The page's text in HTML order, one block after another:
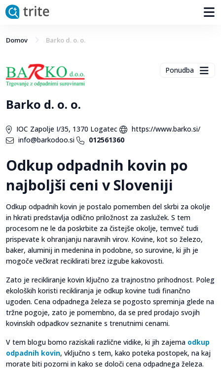
Domov Barko d. o. o.
Ponudba
Barko d. o. o.
IOC Zapolje I/35, 1370 Logatec
https://www.barko.si/
info@barkodoo.si
012561360
Odkup odpadnih kovin po
najboljši ceni v Sloveniji
Odkup odpadnih kovin je postalo pomemben del skrbi za okolje
in hkrati predstavlja odlično priložnost za zaslužek. S tem
procesom ne le da poskrbite za čistejše okolje, temveč tudi
prispevate k ohranjanju naravnih virov. Kovine, kot so železo,
baker, aluminij in medenina in podobne, so surovine, ki jih je
mogoče večkrat reciklirati brez izgube kakovosti.
Zato je recikliranje kovin ključno za trajnostno prihodnost. Poleg
ekoloških koristi recikliranja je odkup kovine tudi finančno
ugoden. Cena odpadnega železa se pogosto spreminja glede na
tržne pogoje, zato je pomembno, da se pred prodajo svojih
kovinskih odpadkov seznanite s trenutnimi cenami.
V tem blogu bomo raziskali različne vidike, ki jih zajema odkup
odpadnih kovin, vključno s tem, kako poteka postopek, na kaj
morate biti pozorni in kako se določi cena odpadnega železa.